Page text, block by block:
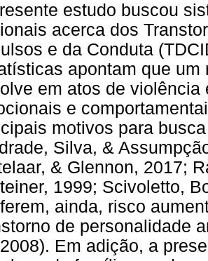
estudo buscou
acerca dos
e da Conduta
apontam que
em atos de
e
motivos para
Silva, &
& Glennon, 2017;
1999; Scivoletto,
ainda, risco
de personalidade
Em adição, a